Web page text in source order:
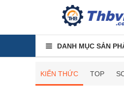
DANH MỤC SẢN
KIẾN THỨC TOP